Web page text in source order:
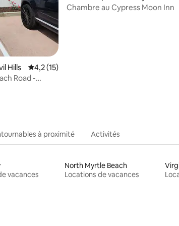
Hills Évaluation moyenne sur la base de 15
4,2 (15)
Road -
Chambre au Cypress Moon Inn
à proximité Activités
vacances
North Myrtle Beach
Locations de vacances